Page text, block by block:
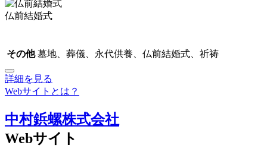
仏前結婚式
その他 墓地、葬儀、永代供養、仏前結婚式、祈祷
詳細を見る
Webサイトとは？
中村鋲螺株式会社
Webサイト